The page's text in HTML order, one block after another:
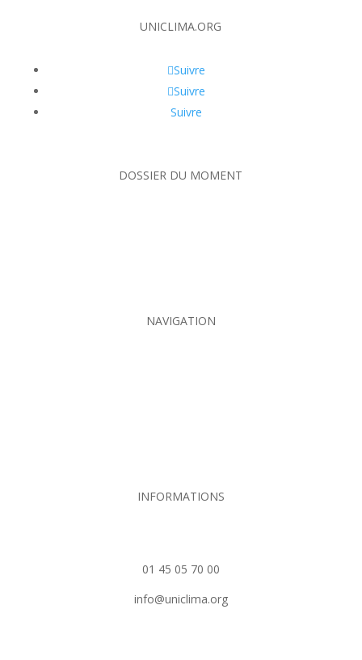
UNICLIMA.ORG
Suivre
Suivre
Suivre
DOSSIER DU MOMENT
NAVIGATION
INFORMATIONS
01 45 05 70 00
info@uniclima.org